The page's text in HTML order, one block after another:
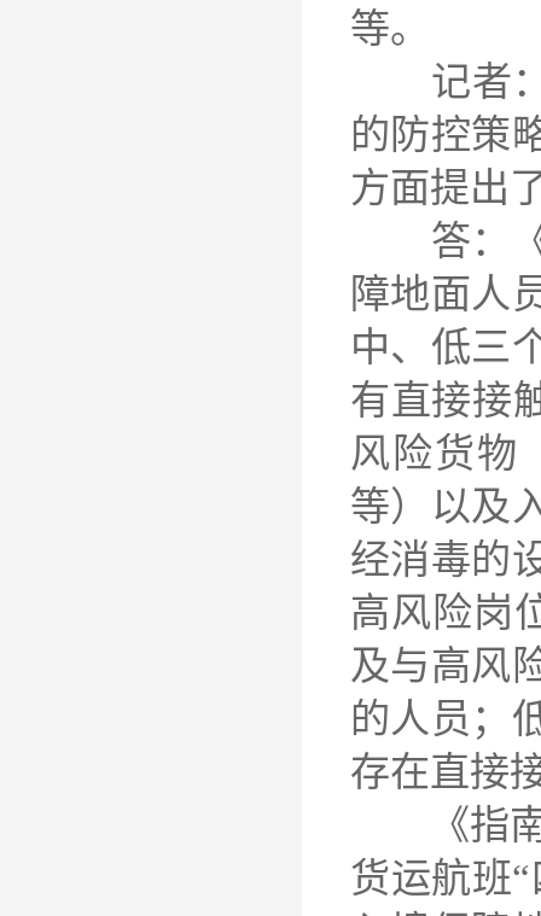
等。
记者：
的防控策
方面提出
答：《
障地面人
中、低三
有直接接
风险货物
等）以及
经消毒的
高风险岗
及与高风
的人员；
存在直接
《指南
货运航班